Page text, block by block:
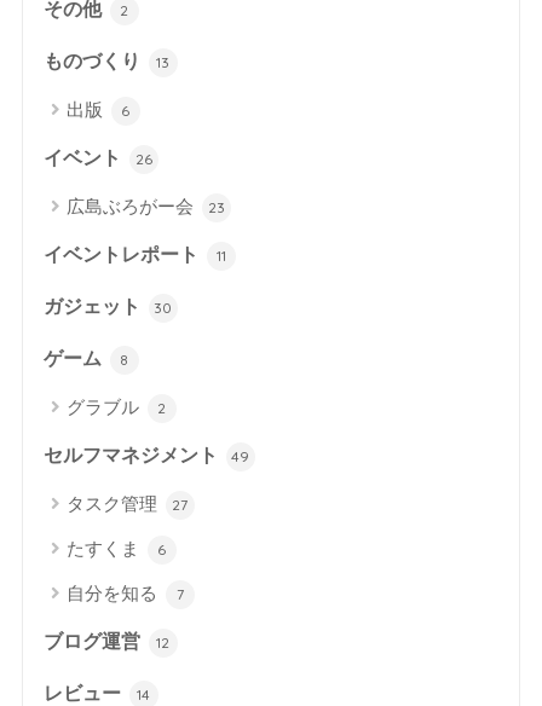
その他 2
ものづくり 13
出版 6
イベント 26
広島ぶろがー会 23
イベントレポート 11
ガジェット 30
ゲーム 8
グラブル 2
セルフマネジメント 49
タスク管理 27
たすくま 6
自分を知る 7
ブログ運営 12
レビュー 14